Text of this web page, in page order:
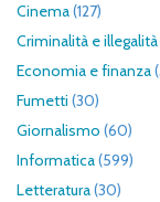
Cinema(127)
Criminalità e illegalità
Economia e finanza
Fumetti (30)
Giornalismo (60)
Informatica(599)
Letteratura(30)